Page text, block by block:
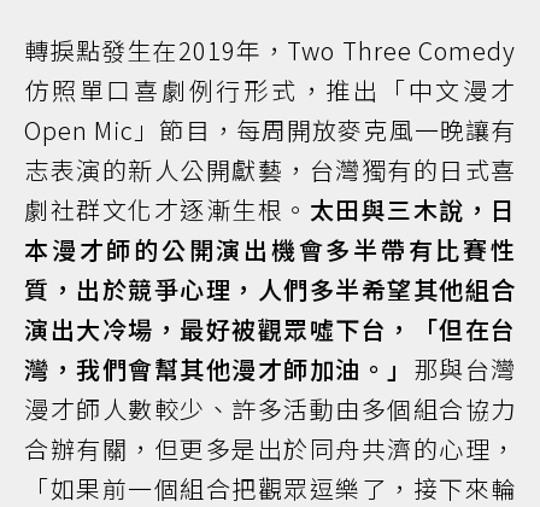
轉捩點發生在2019年，Two Three Comedy
仿照單口喜劇例行形式，推出「中文漫才
Open Mic」節目，每周開放麥克風一晚讓有
志表演的新人公開獻藝，台灣獨有的日式喜
劇社群文化才逐漸生根。 太田與三木說，日
本漫才師的公開演出機會多半帶有比賽性
質，出於競爭心理，人們多半希望其他組合
演出大冷場，最好被觀眾噓下台，「但在台
灣，我們會幫其他漫才師加油。」 那與台灣
漫才師人數較少、許多活動由多個組合協力
合辦有關，但更多是出於同舟共濟的心理，
「如果前一個組合把觀眾逗樂了，接下來輪